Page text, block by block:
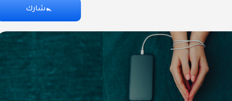
شارك